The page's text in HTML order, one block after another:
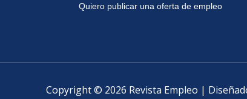
Quiero publicar una oferta de empleo
Copyright © 2026 Revista Empleo |